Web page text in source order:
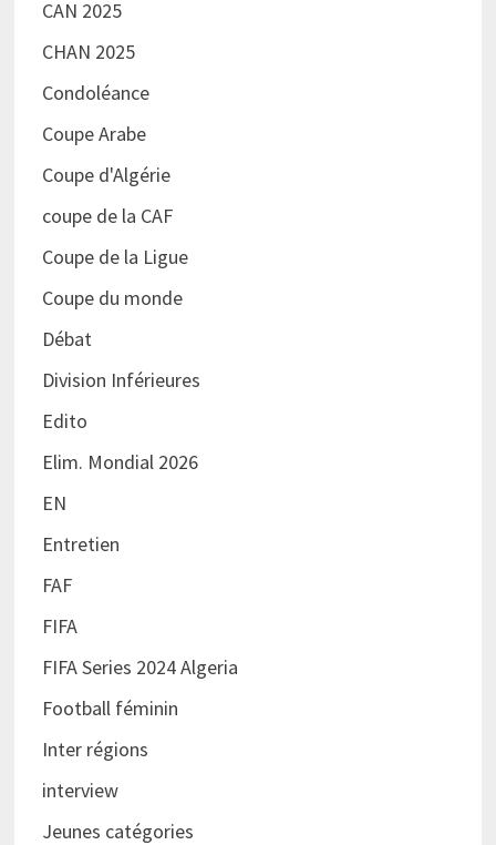
CAN 2025
CHAN 2025
Condoléance
Coupe Arabe
Coupe d'Algérie
coupe de la CAF
Coupe de la Ligue
Coupe du monde
Débat
Division Inférieures
Edito
Elim. Mondial 2026
EN
Entretien
FAF
FIFA
FIFA Series 2024 Algeria
Football féminin
Inter régions
interview
Jeunes catégories